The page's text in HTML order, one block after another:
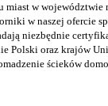
w województwie
w naszej ofercie
niezbędnie
Polski oraz krajów
ścieków